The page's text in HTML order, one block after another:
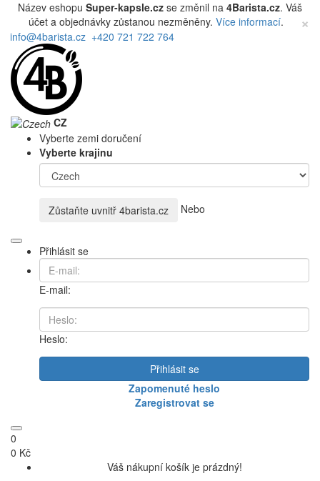
Název eshopu Super-kapsle.cz se změnil na 4Barista.cz. Váš
účet a objednávky zůstanou nezměněny. Více informací. ×
info@4barista.cz +420 721 722 764
CZ
Vyberte zemi doručení
Vyberte krajinu
Zůstaňte uvnitř 4barista.cz Nebo
Přihlásit se
E-mail:
Heslo:
Přihlásit se
Zapomenuté heslo
Zaregistrovat se
0
0 Kč
Váš nákupní košík je prázdný!